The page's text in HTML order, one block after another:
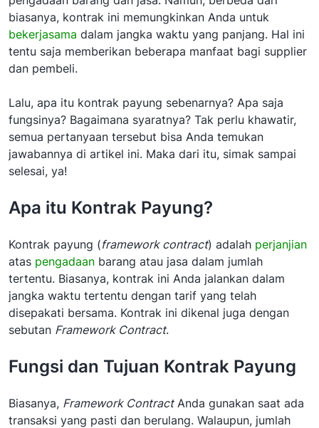
biasanya, kontrak ini memungkinkan Anda untuk
bekerjasama dalam jangka waktu yang panjang. Hal ini
tentu saja memberikan beberapa manfaat bagi supplier
dan pembeli.
Lalu, apa itu kontrak payung sebenarnya? Apa saja
fungsinya? Bagaimana syaratnya? Tak perlu khawatir,
semua pertanyaan tersebut bisa Anda temukan
jawabannya di artikel ini. Maka dari itu, simak sampai
selesai, ya!
Apa itu Kontrak Payung?
Kontrak payung (framework contract) adalah perjanjian
atas pengadaan barang atau jasa dalam jumlah
tertentu. Biasanya, kontrak ini Anda jalankan dalam
jangka waktu tertentu dengan tarif yang telah
disepakati bersama. Kontrak ini dikenal juga dengan
sebutan Framework Contract.
Fungsi dan Tujuan Kontrak Payung
Biasanya, Framework ContractAnda gunakan saat ada
transaksi yang pasti dan berulang. Walaupun, jumlah